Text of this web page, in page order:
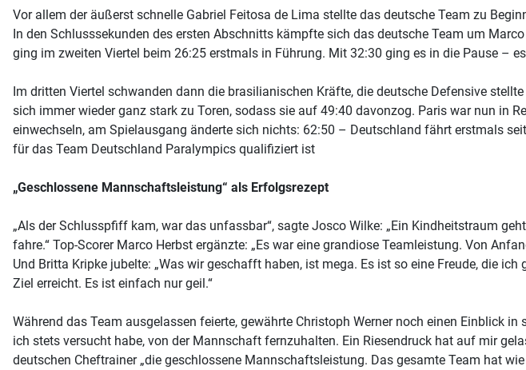
Vor allem der äußerst schnelle Gabriel Feitosa de Lima stellte das deutsche Team zu
In den Schlusssekunden des ersten Abschnitts kämpfte sich das deutsche Team um
ging im zweiten Viertel beim 26:25 erstmals in Führung. Mit 32:30 ging es in die Pause –
Im dritten Viertel schwanden dann die brasilianischen Kräfte, die deutsche Defensive
sich immer wieder ganz stark zu Toren, sodass sie auf 49:40 davonzog. Paris war nun in
einwechseln, am Spielausgang änderte sich nichts: 62:50 – Deutschland fährt erstmals
für das Team Deutschland Paralympics qualifiziert ist
„Geschlossene Mannschaftsleistung“ als Erfolgsrezept
„Als der Schlusspfiff kam, war das unfassbar“, sagte Josco Wilke: „Ein Kindheitstraum
fahre.“ Top-Scorer Marco Herbst ergänzte: „Es war eine grandiose Teamleistung. Von
Und Britta Kripke jubelte: „Was wir geschafft haben, ist mega. Es ist so eine Freude, die
Ziel erreicht. Es ist einfach nur geil.“
Während das Team ausgelassen feierte, gewährte Christoph Werner noch einen Einblick
ich stets versucht habe, von der Mannschaft fernzuhalten. Ein Riesendruck hat auf mir
deutschen Cheftrainer „die geschlossene Mannschaftsleistung. Das gesamte Team hat